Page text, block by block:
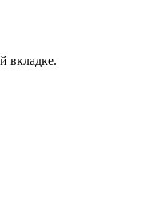
вкладке.